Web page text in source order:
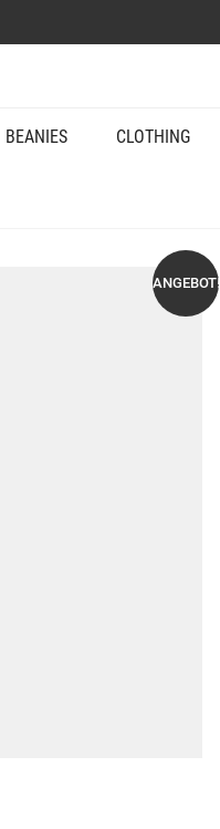
BEANIES CLOTHING
ANGEBOT!